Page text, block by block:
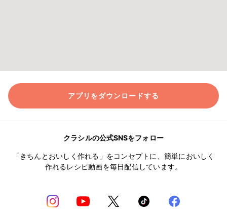
アプリをダウンロードする
クラシルの公式SNSをフォロー
「きちんとおいしく作れる」をコンセプトに、簡単においしく
作れるレシピ動画を毎日配信しています。